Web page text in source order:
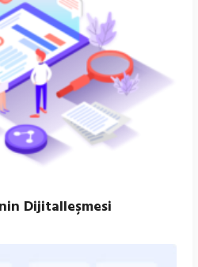
Dijitalleşmesi